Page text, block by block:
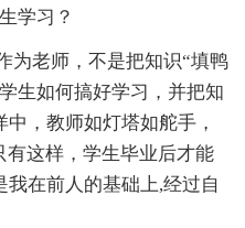
学习？
为老师，不是把知识“填鸭
生如何搞好学习，并把知
，教师如灯塔如舵手，
有这样，学生毕业后才能
在前人的基础上,经过自